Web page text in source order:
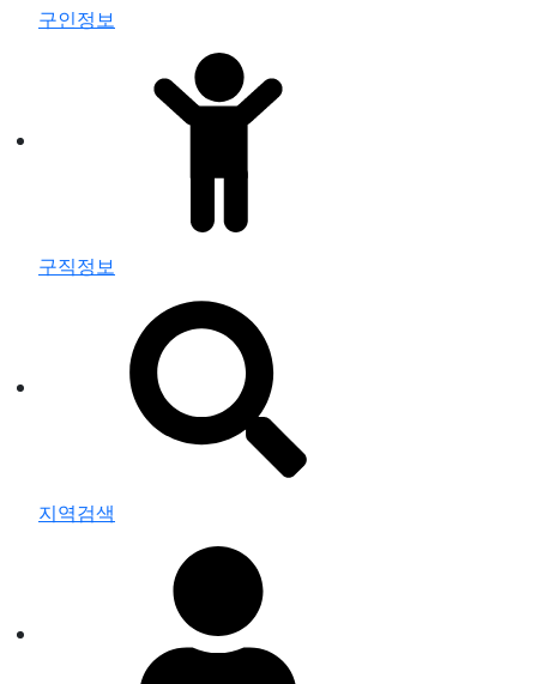
구인정보
구직정보
지역검색